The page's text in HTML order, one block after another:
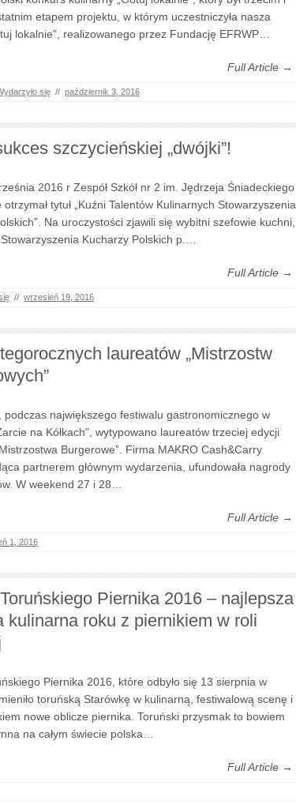
etapem projektu, w którym uczestniczyła nasza
lokalnie”, realizowanego przez Fundację EFRWP…
Full Article →
się // październik 3, 2016
szczycieńskiej „dwójki”!
2016 r Zespół Szkół nr 2 im. Jędrzeja Śniadeckiego
tytuł „Kuźni Talentów Kulinarnych Stowarzyszenia
Na uroczystości zjawili się wybitni szefowie kuchni,
Kucharzy Polskich p.…
Full Article →
// wrzesień 19, 2016
laureatów „Mistrzostw
podczas największego festiwalu gastronomicznego w
na Kółkach”, wytypowano laureatów trzeciej edycji
Burgerowe”. Firma MAKRO Cash&Carry
partnerem głównym wydarzenia, ufundowała nagrody
W weekend 27 i 28…
Full Article →
1, 2016
Piernika 2016 – najlepsza
kulinarna roku z piernikiem w roli
Piernika 2016, które odbyło się 13 sierpnia w
toruńską Starówkę w kulinarną, festiwalową scenę i
nowe oblicze piernika. Toruński przysmak to bowiem
na całym świecie polska…
Full Article →